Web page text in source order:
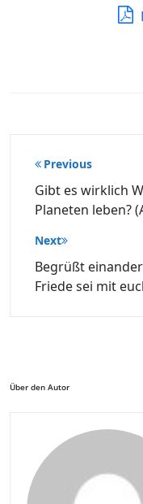
Previous
Gibt es wirklich
Planeten leben?
Next
Begrüßt
Friede sei mit
Über den Autor